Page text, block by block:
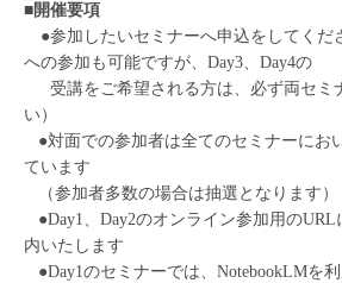
■開催要項
●参加したいセミナーへ申込をしてくだ
への参加も可能ですが、Day3、Day4の
受講をご希望される方は、必ず両セミ
い）
●対面での参加者は全てのセミナーにお
ています
（参加者多数の場合は抽選となります）
●Day1、Day2のオンライン参加用の
内いたします
●Day1のセミナーでは、NotebookLMを